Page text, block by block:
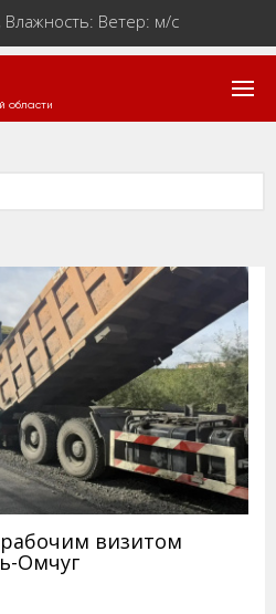
, Влажность: Ветер: м/с
области
визитом
Омчуг